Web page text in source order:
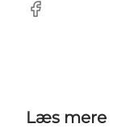
Facebook
Læs mere